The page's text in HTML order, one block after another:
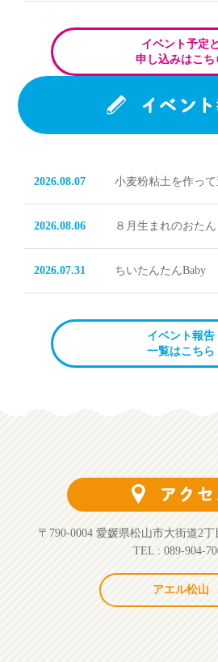
イベント予定と
申し込みはこち
2026.08.07 小麦粉粘土を作って
2026.08.06 ８月生まれのおた
2026.07.31 ちいたんたんBaby
イベント報告
一覧はこちら
〒790-0004 愛媛県松山市大街道2
TEL : 089-904-
アエル松山